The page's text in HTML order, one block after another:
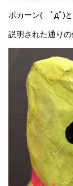
ポカーン( ﾟдﾟ)と
説明された通り